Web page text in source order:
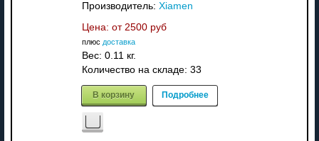
Производитель: Xiamen
Цена: от 2500 руб
плюс доставка
Вес: 0.11 кг.
Количество на складе: 33
В корзину Подробнее